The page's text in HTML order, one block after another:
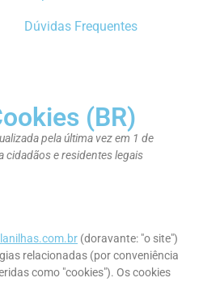
Dúvidas Frequentes
(BR)
pela última vez em 1 de
cidadãos e residentes legais
(doravante: "o site")
relacionadas (por conveniência
como "cookies"). Os cookies